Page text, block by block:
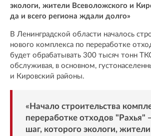
экологи, жители Всеволожского и
да и всего региона ждали долго»
В Ленинградской области началось
нового комплекса по переработке
будет обрабатывать 300 тысяч тонн
обслуживая, в основном,
и Кировский районы.
«Начало строительства
переработке отходов "Рахья"
шаг, которого экологи, жители